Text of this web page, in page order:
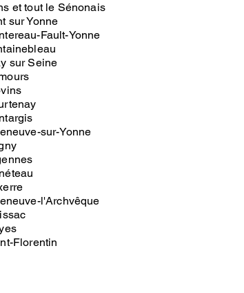
et tout le Sénonais
sur Yonne
Fault-Yonne
sur Seine
sur-Yonne
l'Archvêque
Florentin